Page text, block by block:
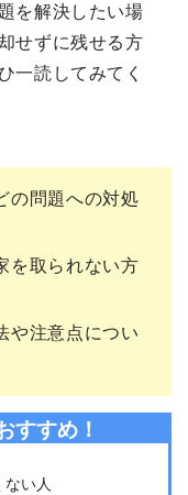
を解決したい場
せずに残せる方
一読してみてく
の問題への対処
を取られない方
や注意点につい
すすめ！
ない人